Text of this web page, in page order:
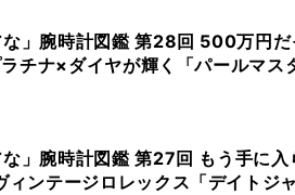
」腕時計図鑑 第28回 500万円
チナ×ダイヤが輝く「パールマス
」腕時計図鑑 第27回 もう手に
ィンテージロレックス「デイトジ